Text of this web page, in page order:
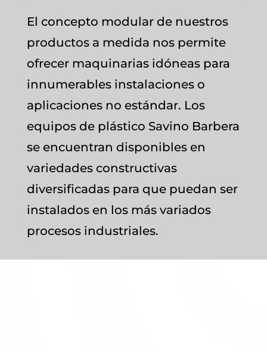
El concepto modular de nuestros
productos a medida nos permite
ofrecer maquinarias idóneas para
innumerables instalaciones o
aplicaciones no estándar. Los
equipos de plástico Savino Barbera
se encuentran disponibles en
variedades constructivas
diversificadas para que puedan ser
instalados en los más variados
procesos industriales.